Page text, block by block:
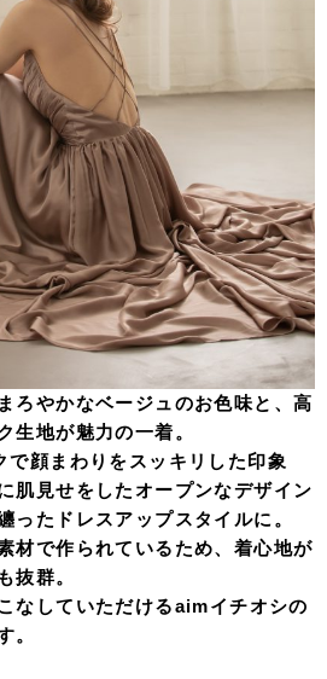
ろやかなベージュのお色味と、高
生地が魅力の一着。
で顔まわりをスッキリした印象
肌見せをしたオープンなデザイン
ったドレスアップスタイルに。
材で作られているため、着心地が
抜群。
なしていただけるaimイチオシの
。